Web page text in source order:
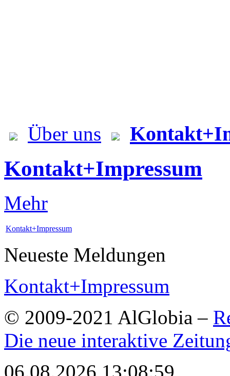
Über uns
Kontakt+Impressum
Mehr
Kontakt+Impressum
Neueste Meldungen
Kontakt+Impressum
© 2009-2021 AlGlobia –
Die neue interaktive
06.08.2026 13:08:59